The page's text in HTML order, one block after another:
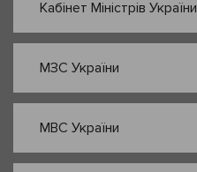
Кабінет Міністрів України
МЗС України
МВС України